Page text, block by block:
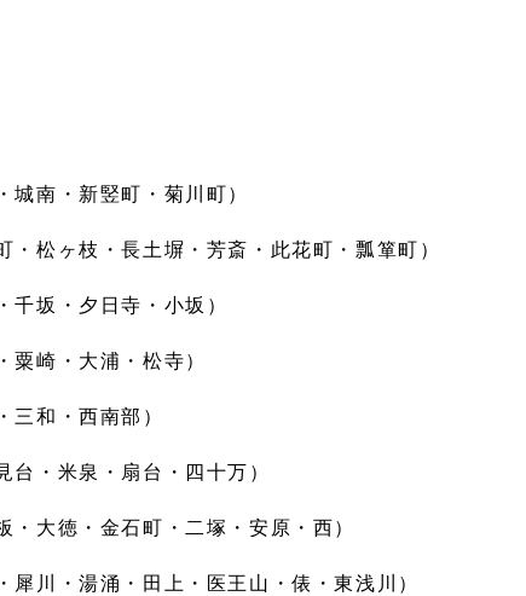
・新竪町・菊川町）
ヶ枝・長土塀・芳斎・此花町・瓢箪町）
・夕日寺・小坂）
崎・大浦・松寺）
和・西南部）
米泉・扇台・四十万）
徳・金石町・二塚・安原・西）
・湯涌・田上・医王山・俵・東浅川）